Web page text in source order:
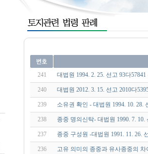
241 대법원 1994. 2. 25. 선고 93다57841
240 대법원 2012. 3. 15. 선고 2010다
239 소유권 확인 - 대법원 1994. 10. 28.
238 종중 명의신탁- 대법원 1990. 7. 10.
237 종중 구성원 -대법원 1991. 11. 26.
236 고유 의미의 종중과 유사종중의